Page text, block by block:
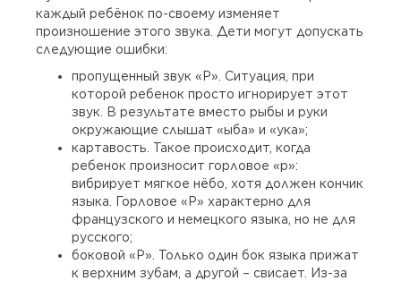
каждый ребёнок по-своему изменяет
произношение этого звука. Дети могут допускать
следующие ошибки:
пропущенный звук «Р». Ситуация, при
которой ребенок просто игнорирует этот
звук. В результате вместо рыбы и руки
окружающие слышат «ыба» и «ука»;
картавость. Такое происходит, когда
ребенок произносит горловое «р»:
вибрирует мягкое нёбо, хотя должен кончик
языка. Горловое «Р» характерно для
французского и немецкого языка, но не для
русского;
боковой «Р». Только один бок языка прижат
к верхним зубам, а другой – свисает. Из-за